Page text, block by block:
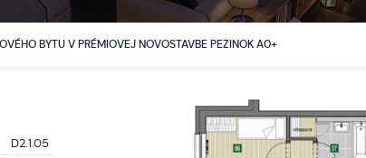
BYTU V PRÉMIOVEJ NOVOSTAVBE PEZINOK A0+
D2.1.05